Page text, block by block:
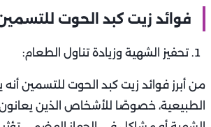
فوائد زيت كبد الحوت
تحفيز الشهية وزيادة تناول الطعام:
من أبرز فوائد زيت كبد الحوت للتسمين أنه
الطبيعية، خصوصًا للأشخاص الذين